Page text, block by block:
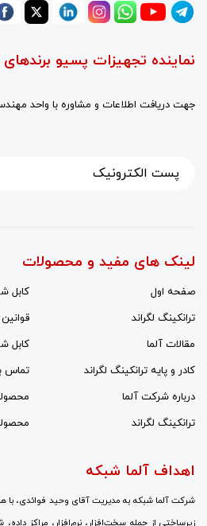
نماینده تجهیزات پسیو برندهای
جهت دریافت اطلاعات و مشاوره با واحد
لینک های مفید و محصولات
صفحه اول
کابل
ترانکینگ لگراند
مقالات آلما
کابل
کادر و پایه ترانکینگ لگراند
تماس
درباره شرکت آلما
ترانکینگ لگراند
اهداف آلما شبکه
شرکت آلما شبکه به مدیریت آقای وحید فوائدی، با
زیرساختی از جمله سخت‌افزار، نرم‌افزار، مراکز